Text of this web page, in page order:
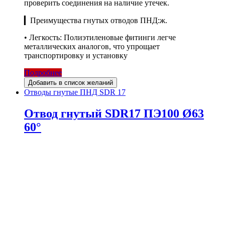
проверить соединения на наличие утечек.
▎Преимущества гнутых отводов ПНД:ж.
• Легкость: Полиэтиленовые фитинги легче
металлических аналогов, что упрощает
транспортировку и установку
Подробнее
Добавить в список желаний
Отводы гнутые ПНД SDR 17
Отвод гнутый SDR17 ПЭ100 Ø63
60°